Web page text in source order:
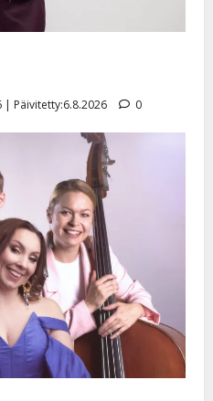
| Päivitetty:6.8.2026 0